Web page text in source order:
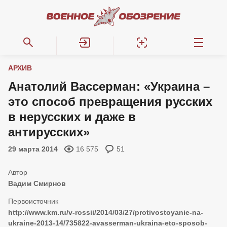
АРХИВ
Анатолий Вассерман: «Украина –
это способ превращения русских
в нерусских и даже в
антирусских»
29 марта 2014 16 575 51
Вадим Смирнов
http://www.km.ru/v-rossii/2014/03/27/protivostoyanie-na-
ukraine-2013-14/735822-avasserman-ukraina-eto-sposob-